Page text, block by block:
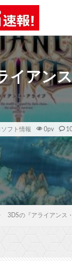
イアン
ソフト情報 0pv
3DSの『アライアンス